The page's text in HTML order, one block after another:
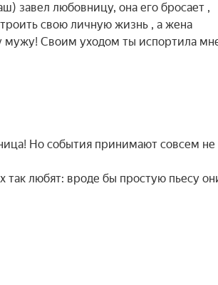
завел любовницу, она его бросает ,
свою личную жизнь , а жена
мужу! Своим уходом ты испортила
Но события принимают совсем не
так любят: вроде бы простую пьесу